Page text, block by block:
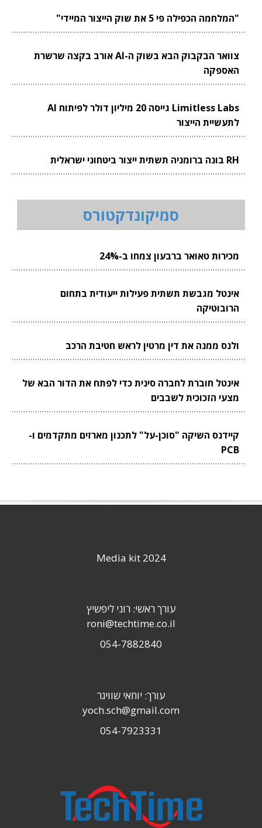
"המלחמה הכפילה פי 5 את שוק הייצור המיידי"
צוואר הבקבוק הבא בשוק ה-AI אורב בקצה שרשרת
האספקה
Limitless Labs גייסה 20 מיליון דולר לפיתוח AI
לתעשיית הייצור
RH בונה ברומניה תשתית ייצור ביטחוני ישראלית
סמיקונדקטורס
מכירות טאואר ברבעון צמחו ב-24%
אינטל מגבשת תשתית פעילות ייעודית בתחום
הרובוטיקה
ולנס ממנה את דין מרטין לראש חטיבת הרכב
אינטל חוברת לחברה סינית כדי לפתח את הדור הבא של
מצעי הזכוכית לשבבים
קיידנס השיקה "סוכן-על" לתכנון מארזים מתקדמים ו-
PCB
Media kit 2024
עורך ראשי: רוני ליפשיץ
roni@techtime.co.il
054-7882840
עורך: יוחאי שוויגר
yoch.sch@gmail.com
054-7923331